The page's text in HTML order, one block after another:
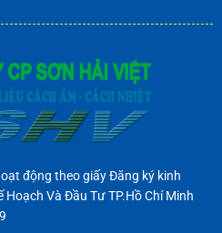
động theo giấy Đăng ký kinh
Và Đầu Tư TP.Hồ Chí Minh